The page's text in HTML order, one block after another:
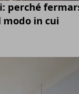
perché
in cui